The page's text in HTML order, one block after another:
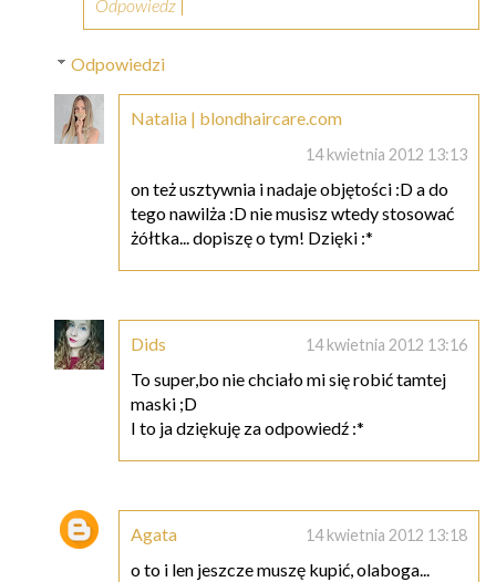
Odpowiedz
Odpowiedzi
Natalia | blondhaircare.com
14 kwietnia 2012 13:13
on też usztywnia i nadaje objętości :D a do
tego nawilża :D nie musisz wtedy stosować
żółtka... dopiszę o tym! Dzięki :*
Dids 14 kwietnia 2012 13:16
To super,bo nie chciało mi się robić tamtej
maski ;D
I to ja dziękuję za odpowiedź :*
Agata 14 kwietnia 2012 13:18
o to i len jeszcze muszę kupić, olaboga...